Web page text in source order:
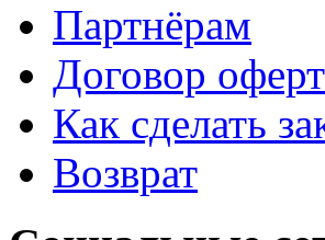
Партнёрам
Договор
Как сделать
Возврат